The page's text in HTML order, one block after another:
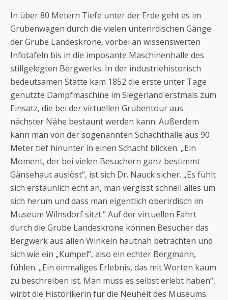
In über 80 Metern Tiefe unter der Erde geht es im
Grubenwagen durch die vielen unterirdischen Gänge
der Grube Landeskrone, vorbei an wissenswerten
Infotafeln bis in die imposante Maschinenhalle des
stillgelegten Bergwerks. In der industriehistorisch
bedeutsamen Stätte kam 1852 die erste unter Tage
genutzte Dampfmaschine im Siegerland erstmals zum
Einsatz, die bei der virtuellen Grubentour aus
nächster Nähe bestaunt werden kann. Außerdem
kann man von der sogenannten Schachthalle aus 90
Meter tief hinunter in einen Schacht blicken. „Ein
Moment, der bei vielen Besuchern ganz bestimmt
Gänsehaut auslöst“, ist sich Dr. Nauck sicher. „Es fühlt
sich erstaunlich echt an, man vergisst schnell alles um
sich herum und dass man eigentlich oberirdisch im
Museum Wilnsdorf sitzt.“ Auf der virtuellen Fahrt
durch die Grube Landeskrone können Besucher das
Bergwerk aus allen Winkeln hautnah betrachten und
sich wie ein „Kumpel“, also ein echter Bergmann,
fühlen. „Ein einmaliges Erlebnis, das mit Worten kaum
zu beschreiben ist. Man muss es selbst erlebt haben“,
wirbt die Historikerin für die Neuheit des Museums.